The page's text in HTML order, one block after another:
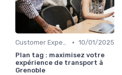
Customer Experience & rétention clients • 10/01/2025
Plan tag : maximisez votre
expérience de transport à
Grenoble